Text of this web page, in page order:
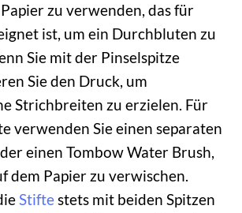
zu verwenden, das für
ist, um ein Durchbluten zu
Sie mit der Pinselspitze
Sie den Druck, um
Strichbreiten zu erzielen. Für
verwenden Sie einen separaten
einen Tombow Water Brush,
dem Papier zu verwischen.
Stiftestets mit beiden Spitzen